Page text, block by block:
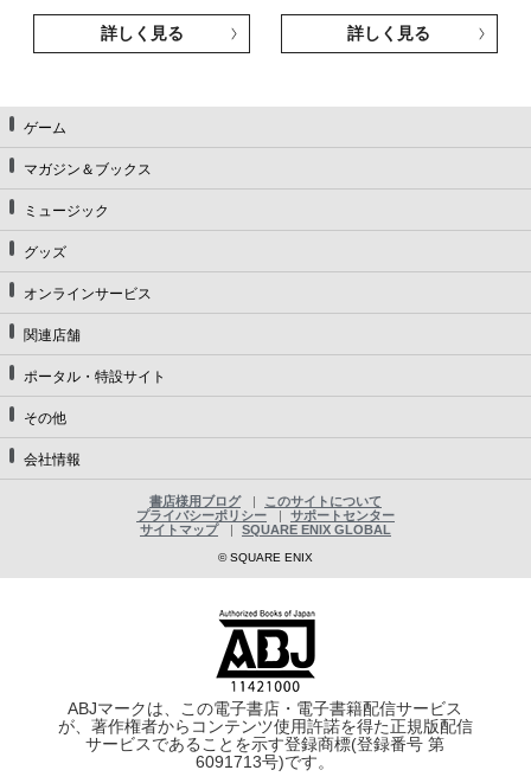
詳しく見る 詳しく見る
ゲーム
マガジン＆ブックス
ミュージック
グッズ
オンラインサービス
関連店舗
ポータル・特設サイト
その他
会社情報
書店様用ブログ
このサイトについて
プライバシーポリシー
サポートセンター
サイトマップ
SQUARE ENIX GLOBAL
© SQUARE ENIX
ABJマークは、この電子書店・電子書籍配信サービス
が、著作権者からコンテンツ使用許諾を得た正規版配信
サービスであることを示す登録商標(登録番号 第
6091713号)です。